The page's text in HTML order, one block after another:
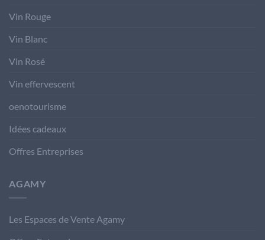
Vin Rouge
Vin Blanc
Vin Rosé
Vin effervescent
oenotourisme
Idées cadeaux
Offres Entreprises
AGAMY
Les Espaces de Vente Agamy